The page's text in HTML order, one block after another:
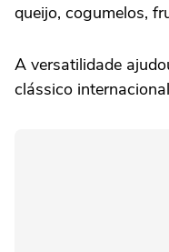
queijo, cogumelos,
A versatilidade
clássico